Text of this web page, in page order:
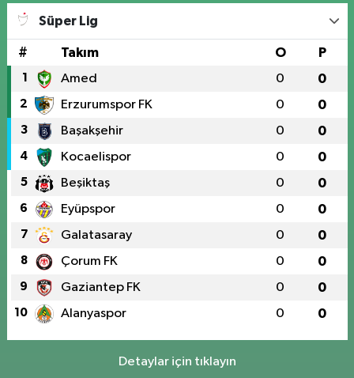
Süper Lig
# Takım O P
1 Amed 0 0
2 Erzurumspor FK 0 0
3 Başakşehir 0 0
4 Kocaelispor 0 0
5 Beşiktaş 0 0
6 Eyüpspor 0 0
7 Galatasaray 0 0
8 Çorum FK 0 0
9 Gaziantep FK 0 0
10 Alanyaspor 0 0
Detaylar için tıklayın